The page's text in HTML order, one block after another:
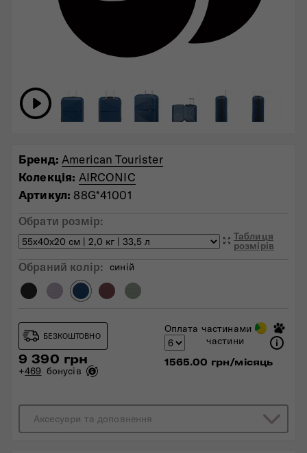
Бренд: American Tourister
Колекція: AIRCONIC
Артикул:88G*41001
Обрати розмір:
Таблиця
розмірів
Обраний колiр: синій
БЕЗКОШТОВНО
9 390 грн
+469 бонусів
Оплата частинами
частини
1565.00 грн/місяць
Аксесуари та доповнення